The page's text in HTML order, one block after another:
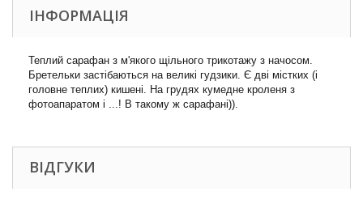
ІНФОРМАЦІЯ
Теплий сарафан з м'якого щільного трикотажу з начосом.
Бретельки застібаються на великі гудзики. Є дві містких (і
головне теплих) кишені. На грудях кумедне кроленя з
фотоапаратом і ...! В такому ж сарафані)).
ВІДГУКИ